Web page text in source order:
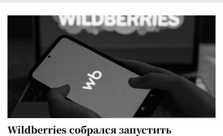
Wildberries собрался запустить